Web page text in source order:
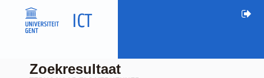
Zoekresultaat